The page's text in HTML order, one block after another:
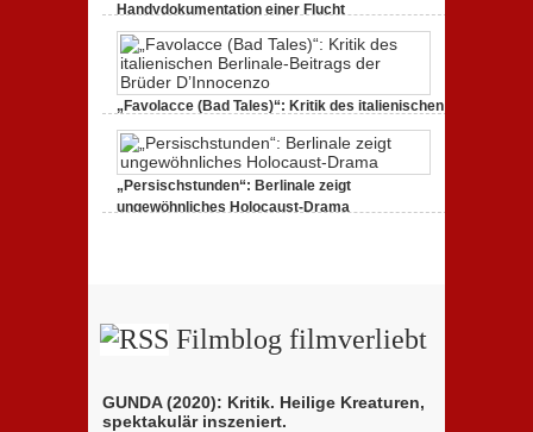
Handydokumentation einer Flucht
„Saudi
Runaway“:
Berlinale
Handydokumentation
einer
„Favolacce (Bad Tales)“: Kritik des italienischen
Berlinale-Beitrags der Brüder D’Innocenzo
25. Februar 2020,Keine Kommentarezu
„Favolacce
(Bad
Tales)“:
Kritik
des
„Persischstunden“: Berlinale zeigt
ungewöhnliches Holocaust-Drama
Filmblog filmverliebt
GUNDA (2020): Kritik. Heilige Kreaturen,
spektakulär inszeniert.